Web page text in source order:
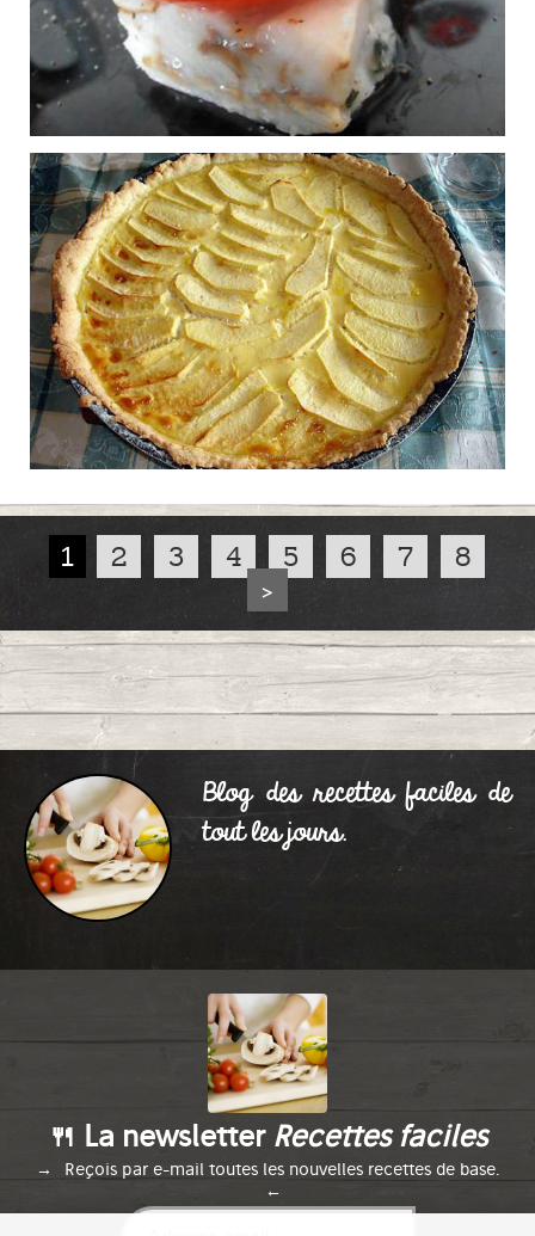
0
Blinis de pommes de
terre
Publié le 04/10/2015 à 15:00
0
Publié le 04/10/2015 à 14:53
0
Tarte aux pommes à
l'alsacienne
1 2 3 4 5 6 7
8
>
Blog des recettes faciles de
tout les jours.
🍴 La newsletter Recettes faciles
Reçois par e-mail toutes les nouvelles recettes de base.